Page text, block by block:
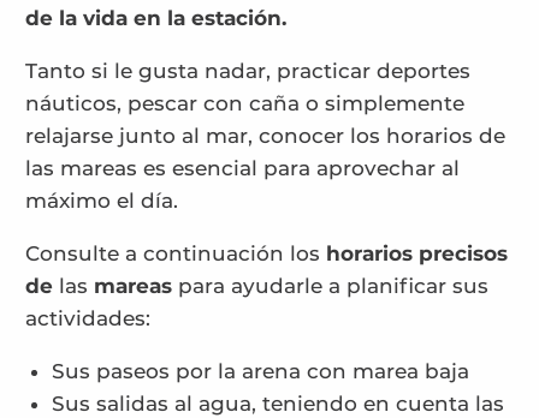
Horas de las mareas – ES
de la vida en la estación.
Tanto si le gusta nadar, practicar deportes
náuticos, pescar con caña o simplemente
relajarse junto al mar, conocer los horarios de
las mareas es esencial para aprovechar al
máximo el día.
Consulte a continuación los horarios precisos
de las mareas para ayudarle a planificar sus
actividades:
Sus paseos por la arena con marea baja
Sus salidas al agua, teniendo en cuenta las